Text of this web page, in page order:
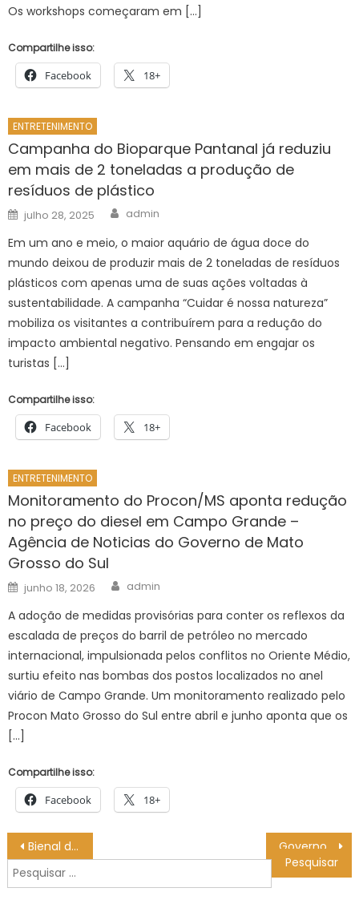
Os workshops começaram em […]
Compartilhe isso:
Facebook 18+
ENTRETENIMENTO
Campanha do Bioparque Pantanal já reduziu
em mais de 2 toneladas a produção de
resíduos de plástico
Posted
on
julho 28, 2025 Author
admin
Em um ano e meio, o maior aquário de água doce do
mundo deixou de produzir mais de 2 toneladas de resíduos
plásticos com apenas uma de suas ações voltadas à
sustentabilidade. A campanha “Cuidar é nossa natureza”
mobiliza os visitantes a contribuírem para a redução do
impacto ambiental negativo. Pensando em engajar os
turistas […]
Compartilhe isso:
Facebook 18+
ENTRETENIMENTO
Monitoramento do Procon/MS aponta redução
no preço do diesel em Campo Grande –
Agência de Noticias do Governo de Mato
Grosso do Sul
Posted
on
junho 18, 2026 Author
admin
A adoção de medidas provisórias para conter os reflexos da
escalada de preços do barril de petróleo no mercado
internacional, impulsionada pelos conflitos no Oriente Médio,
surtiu efeito nas bombas dos postos localizados no anel
viário de Campo Grande. Um monitoramento realizado pelo
Procon Mato Grosso do Sul entre abril e junho aponta que os
[…]
Compartilhe isso:
Facebook 18+
Navegação
de
Post
Bienal do Livro, Mostra de Cinema, feiras culturais e Oktoberfest são os destaques do fim de semana em MS
Pesquisar
por: